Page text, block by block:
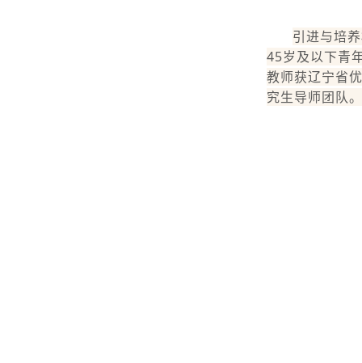
引进与培
45岁及以下青
教师获辽宁省
究生导师团队。